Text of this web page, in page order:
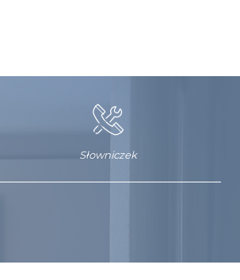
Słowniczek